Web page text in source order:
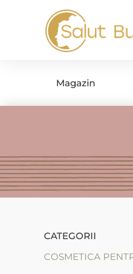
Magazin
CATEGORII
COSMETICA